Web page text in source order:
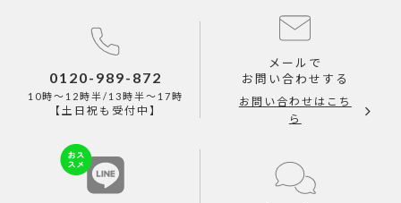
0120-989-872
10時～12時半/13時半～17時
【土日祝も受付中】
メールで
お問い合わせする
お問い合わせはこち
ら